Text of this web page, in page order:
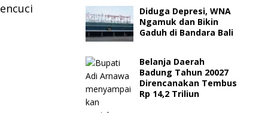
Diduga Depresi, WNA
Ngamuk dan Bikin
Gaduh di Bandara Bali
Belanja Daerah
Badung Tahun 20027
Direncanakan Tembus
Rp 14,2 Triliun